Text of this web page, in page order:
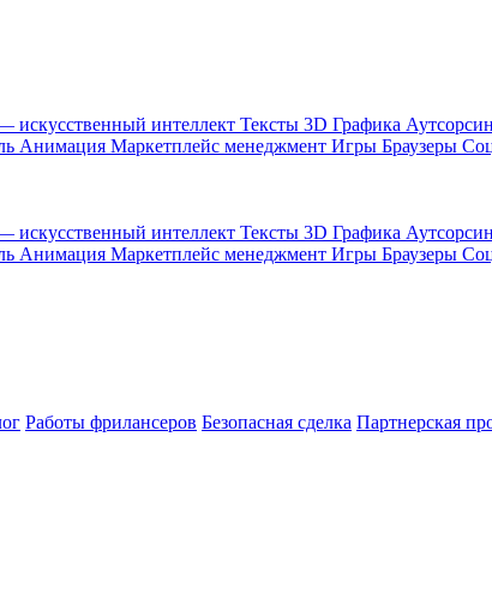
искусственный интеллект Тексты 3D Графика
Анимация Маркетплейс менеджмент Игры Браузеры
искусственный интеллект Тексты 3D Графика
Анимация Маркетплейс менеджмент Игры Браузеры
Работы фрилансеров Безопасная сделка Партнерская